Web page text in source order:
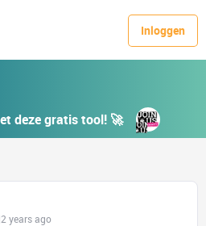
Inloggen
deze gratis tool! 🚀
years ago